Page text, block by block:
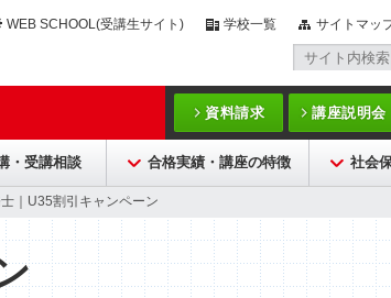
WEB SCHOOL(受講生サイト) 学校一覧 サイトマッ
資料請求 講座説明会
・受講相談 合格実績・講座の特徴 社会
｜U35割引キャンペーン